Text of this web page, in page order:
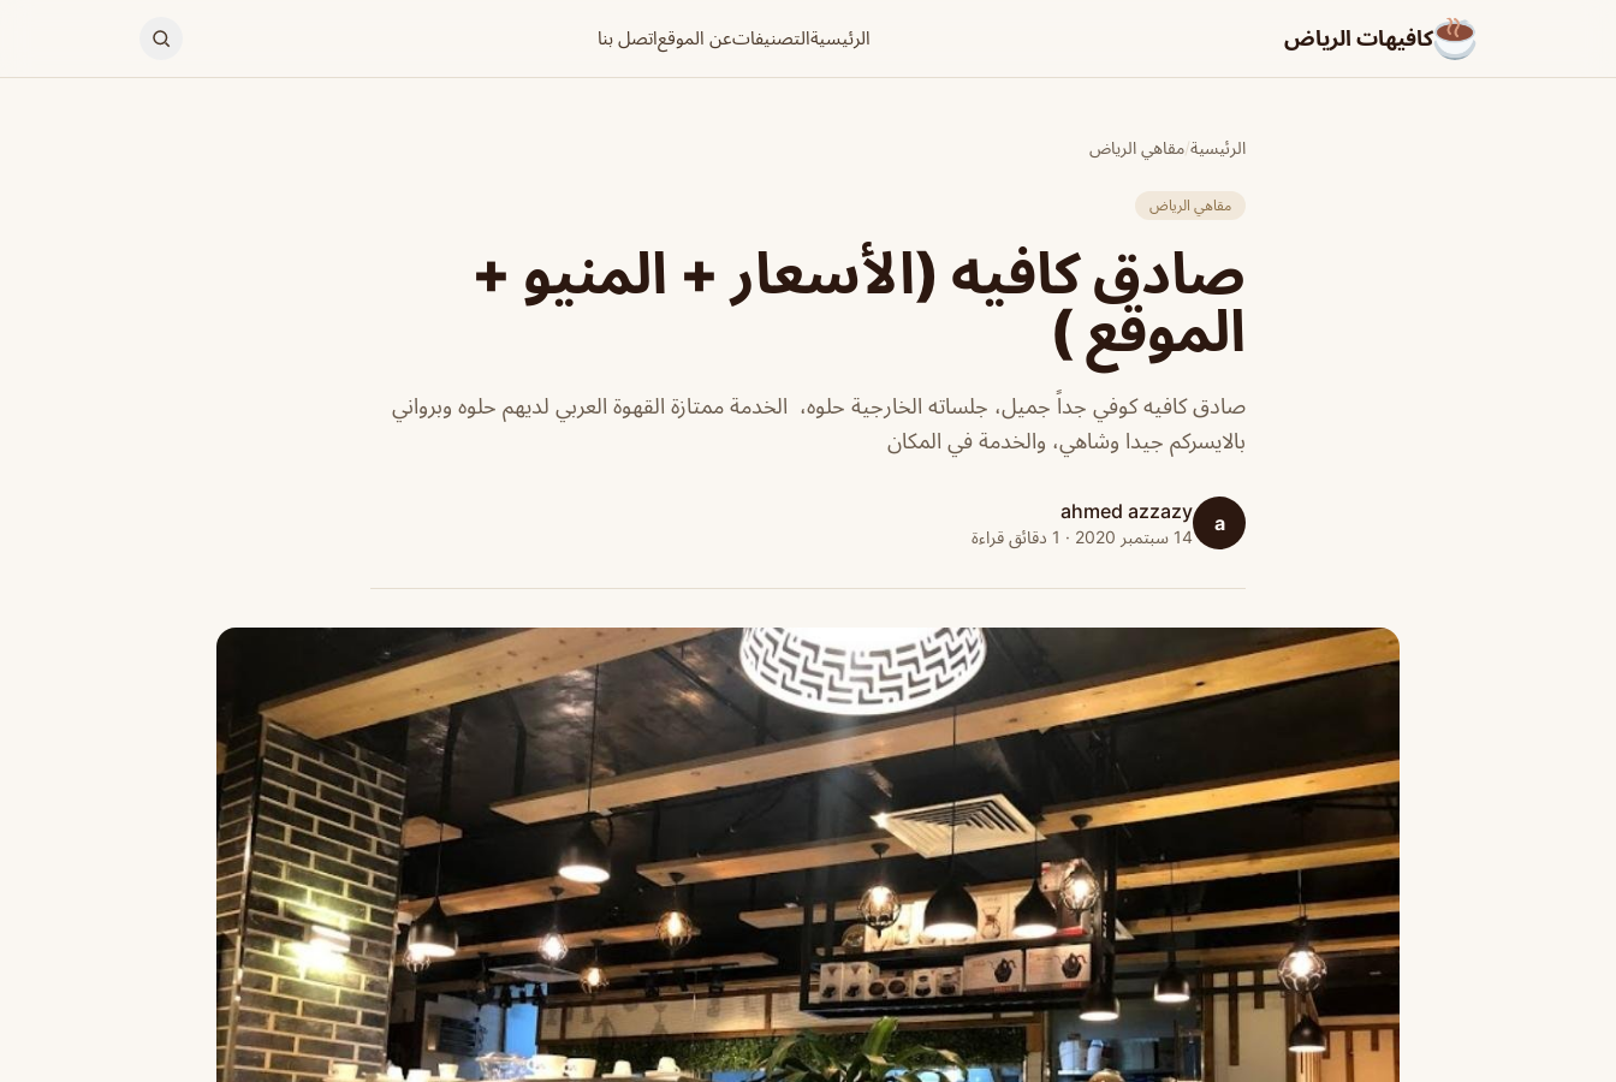
كافيهات الرياض الرئيسيةالتصنيفاتعن الموقعاتصل بنا
الرئيسية/مقاهي الرياض
مقاهي الرياض
صادق كافيه (الأسعار + المنيو +
الموقع )
صادق كافيه كوفي جداً جميل، جلساته الخارجية حلوه، الخدمة ممتازة القهوة العربي لديهم حلوه وبرواني
بالايسركم جيدا وشاهي، والخدمة في المكان
a
ahmed azzazy
14 سبتمبر 2020 · 1 دقائق قراءة